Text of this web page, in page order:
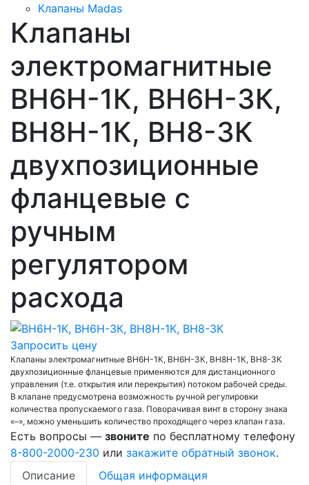
Клапаны Madas
Клапаны
электромагнитные
ВН6Н-1К, ВН6Н-3К,
ВН8Н-1К, ВН8-3К
двухпозиционные
фланцевые с
ручным
регулятором
расхода
Запросить цену
Клапаны электромагнитные ВН6Н-1К, ВН6Н-3К, ВН8Н-1К, ВН8-3К
двухпозиционные фланцевые применяются для дистанционного
управления (т.е. открытия или перекрытия) потоком рабочей среды.
В клапане предусмотрена возможность ручной регулировки
количества пропускаемого газа. Поворачивая винт в сторону знака
«–», можно уменьшить количество проходящего через клапан газа.
Есть вопросы — звоните по бесплатному телефону
8-800-2000-230 или закажите обратный звонок.
Описание
Общая информация